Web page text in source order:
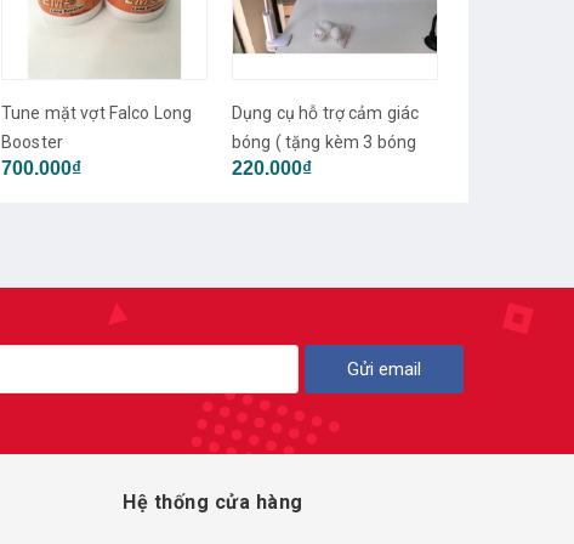
Dụng cụ hỗ trợ cảm giác
bóng ( tặng kèm 3 bóng
dự phòng)
220.000₫
Xịt chống tước bề mặt cốt
vợt Reach
150.000₫
Gửi email
Hệ thống cửa hàng